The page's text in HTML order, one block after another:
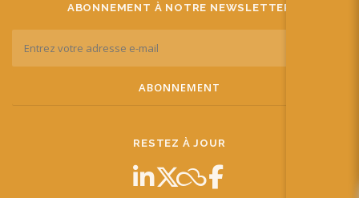
ABONNEMENT À NOTRE NEWSLETTER
RESTEZ À JOUR